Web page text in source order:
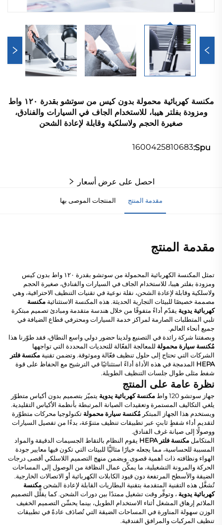
مكنسة كهربائية محمولة بدون كيس من سوتشو بقدرة ١٢٠ واط
ومزودة بفلتر هيبا، للاستخدام الجاف في السيارات والفنادق،
صغيرة الحجم ولاسلكية وقابلة لإعادة الشحن
Spu:
1600425810683
احصل على عرض أسعار
مقدمة المنتج المنتجات الموصى بها
مقدمة المنتج
تمثل المكنسة الكهربائية المحمولة من سوتشو بقدرة ١٢٠ واط بدون كيس
ومزودة بفلتر هيبا، للاستخدام الجاف في السيارات والفنادق، صغيرة الحجم
ولاسلكية وقابلة لإعادة الشحن، نقلة نوعية في تقنيات التنظيف الاحترافية، وهي
مصممة خصيصًا للبيئات التجارية الحديثة. هذه المكنسة الاستثنائية مكنسة
كهربائية يدوية يقدّم أداءً متفوقًا من خلال هندسة متقدمة ومبادئ تصميم مبتكرة
تلبي المتطلبات الصارمة لمراكز خدمة السيارات ومحترفي قطاع الضيافة في
جميع أنحاء العالم.
وبصفتنا شركة رائدة في التصنيع ولدينا حضور دولي واسع النطاق، فقد طوّرنا هذا
مُكنسة سيارة محمولة للمعالجة الفعّالة للتحديات المحددة التي تواجهها
الشركات التي تحتاج إلى حلول تنظيف فعّالة وموثوقة. وتضمن تقنية مكنسة فلتر
HEPA المدمجة في هذه الأداة أداءً استثنائيًا في الترشيح مع الحفاظ على قوة
شفط مثلى طوال جلسات التنظيف الطويلة.
نظرة عامة على المنتج
جهاز سوتشو 120 واط مكنسة كهربائية يدوية يتميّز بتصميم بدون أكياس متطوّر
يلغي التكاليف المستمرة وتعقيدات الصيانة المرتبطة بأنظمة الأكياس التقليدية.
ويستخدم هذا الجهاز المبتكر مُكنسة سيارة محمولة تكنولوجيا محركات متطوّرة
لتقديم أداء شفطٍ ثابتٍ عبر تطبيقات تنظيف متنوّعة، بدءًا من تفصيل السيارات
ووصولًا إلى صيانة غرف الفنادق.
المتكامل مكنسة فلتر HEPA
يقوم النظام بالتقاط الجسيمات الدقيقة والمواد
المسببة للحساسية، مما يجعله خيارًا مثاليًّا للبيئات التي تكون فيها معايير جودة
الهواء ونظافته ذات أهمية قصوى. ويضمن منهج التصميم اللاسلكي أقصى درجات
الحركة والمرونة التشغيلية، ما يمكِّن عمال النظافة من الوصول إلى المساحات
الضيقة والأسطح المرتفعة دون قيود الكابلات الكهربائية أو الاتصالات الخارجية.
تُشغَّل هذه التقنية المتقدمة بتقنية البطاريات القابلة لإعادة الشحن مكنسة
كهربائية يدوية ، وتوفِّر وقت تشغيل ممتدًا بين دورات الشحن. كما يقلِّل التصميم
الملائم إرهاق المشغل أثناء الاستخدام الطويل، بينما يحسِّن التصميم الخفيف
الوزن سهولة المناورة في المساحات الضيقة التي تُصادَف عادةً في تطبيقات
تنظيف المركبات والمرافق الفندقية.